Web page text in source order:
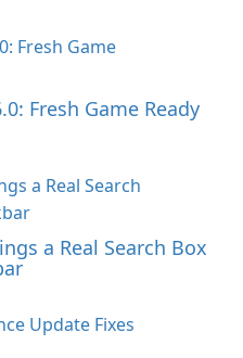
Fresh Game Ready
a Real Search Box